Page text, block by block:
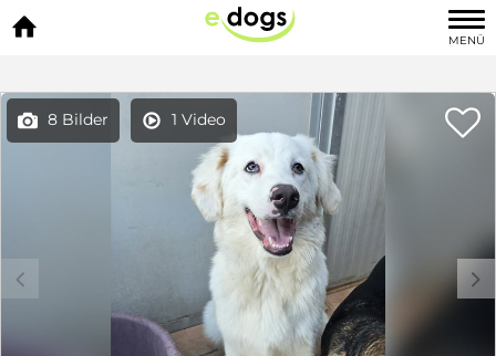

MENÜ
 8 Bilder  1 Video 
c d